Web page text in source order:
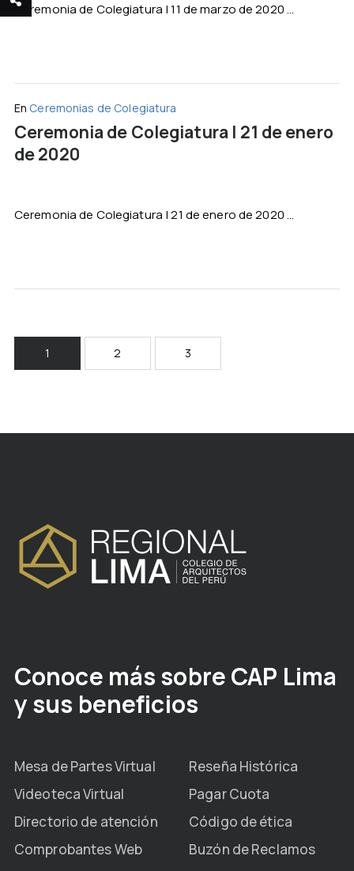
Ceremonia de Colegiatura | 11 de marzo de 2020 ...
En Ceremonias de Colegiatura
Ceremonia de Colegiatura | 21 de enero
de 2020
Ceremonia de Colegiatura | 21 de enero de 2020 ...
1 2 3
Conoce más sobre CAP Lima
y sus beneficios
Mesa de Partes Virtual
Reseña Histórica
Videoteca Virtual
Pagar Cuota
Directorio de atención
Código de ética
Comprobantes Web
Buzón de Reclamos